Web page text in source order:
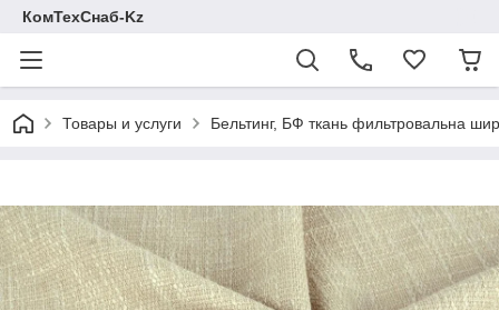
КомТехСнаб-Kz
Товары и услуги Бельтинг, БФ ткань фильтровальна